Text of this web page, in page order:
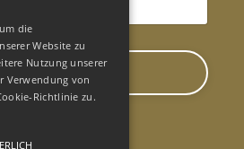
von Daniela
die
Website zu
Nutzung unserer
Verwendung von
Richtlinie zu.